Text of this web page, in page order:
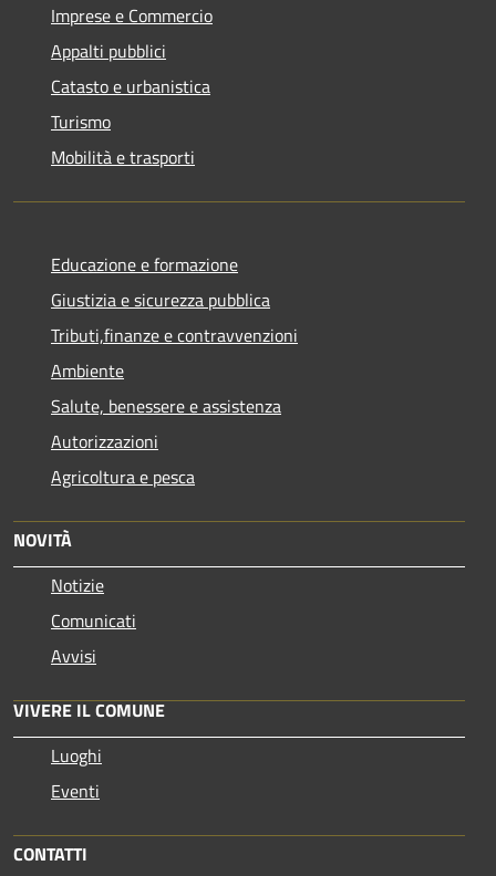
Imprese e Commercio
Appalti pubblici
Catasto e urbanistica
Turismo
Mobilità e trasporti
Educazione e formazione
Giustizia e sicurezza pubblica
Tributi,finanze e contravvenzioni
Ambiente
Salute, benessere e assistenza
Autorizzazioni
Agricoltura e pesca
NOVITÀ
Notizie
Comunicati
Avvisi
VIVERE IL COMUNE
Luoghi
Eventi
CONTATTI